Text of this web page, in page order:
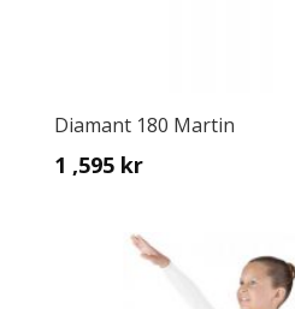
Diamant 180 Martin
1 ,595 kr